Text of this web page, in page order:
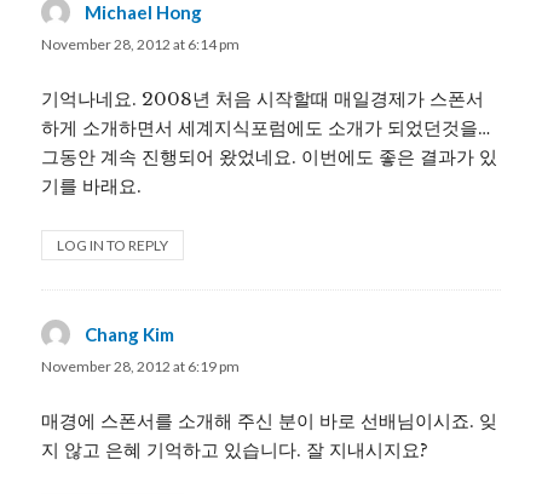
Michael Hong
November 28, 2012 at 6:14 pm
기억나네요. 2008년 처음 시작할때 매일경제가 스폰서
하게 소개하면서 세계지식포럼에도 소개가 되었던것을…
그동안 계속 진행되어 왔었네요. 이번에도 좋은 결과가 있
기를 바래요.
LOG IN TO REPLY
Chang Kim
November 28, 2012 at 6:19 pm
매경에 스폰서를 소개해 주신 분이 바로 선배님이시죠. 잊
지 않고 은혜 기억하고 있습니다. 잘 지내시지요?